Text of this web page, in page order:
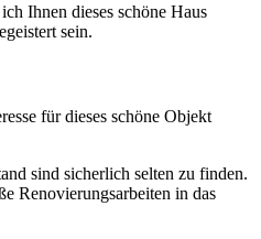
Ihnen dieses schöne Haus
sein.
für dieses schöne Objekt
sind sicherlich selten zu finden.
Renovierungsarbeiten in das